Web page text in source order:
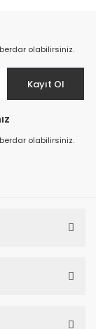
olabilirsiniz.
Kayıt Ol
olabilirsiniz.